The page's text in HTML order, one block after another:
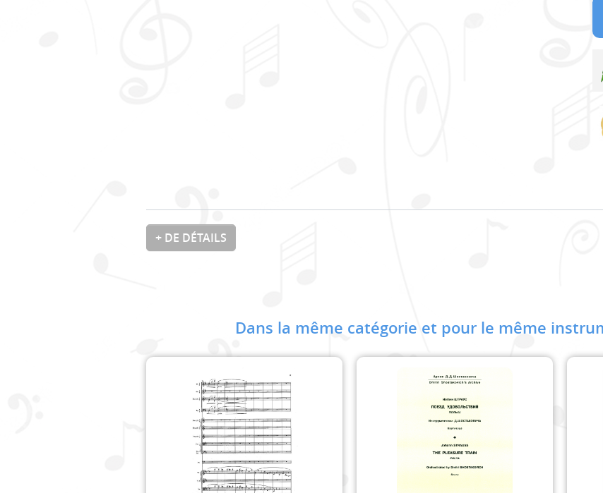
+ DE DÉTAILS
Dans la même catégorie et pour le même